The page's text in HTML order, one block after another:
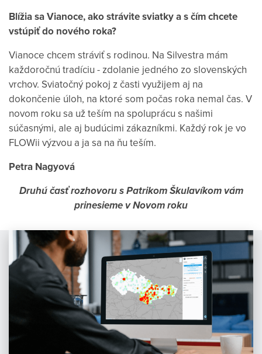
Blížia sa Vianoce, ako strávite sviatky a s čím chcete
vstúpiť do nového roka?
Vianoce chcem stráviť s rodinou. Na Silvestra mám
každoročnú tradíciu - zdolanie jedného zo slovenských
vrchov. Sviatočný pokoj z časti využijem aj na
dokončenie úloh, na ktoré som počas roka nemal čas. V
novom roku sa už teším na spoluprácu s našimi
súčasnými, ale aj budúcimi zákazníkmi. Každý rok je vo
FLOWii výzvou a ja sa na ňu teším.
Petra Nagyová
Druhú časť rozhovoru s Patrikom Škulavíkom vám
prinesieme v Novom roku